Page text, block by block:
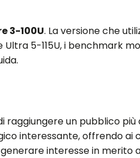
3-100U. La versione che
5-115U, i benchmark
un pubblico più
interessante, offrendo
interesse in merito